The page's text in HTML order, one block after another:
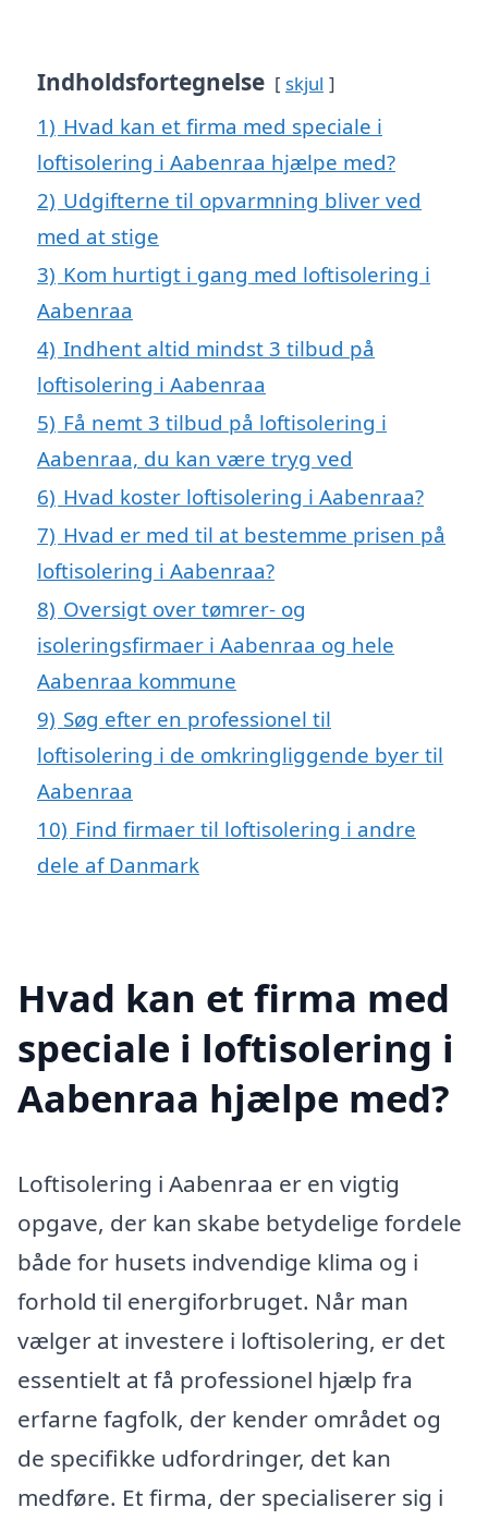
Indholdsfortegnelse skjul
1) Hvad kan et firma med speciale i
loftisolering i Aabenraa hjælpe med?
2) Udgifterne til opvarmning bliver ved
med at stige
3) Kom hurtigt i gang med loftisolering i
Aabenraa
4) Indhent altid mindst 3 tilbud på
loftisolering i Aabenraa
5) Få nemt 3 tilbud på loftisolering i
Aabenraa, du kan være tryg ved
6) Hvad koster loftisolering i Aabenraa?
7) Hvad er med til at bestemme prisen på
loftisolering i Aabenraa?
8) Oversigt over tømrer- og
isoleringsfirmaer i Aabenraa og hele
Aabenraa kommune
9) Søg efter en professionel til
loftisolering i de omkringliggende byer til
Aabenraa
10) Find firmaer til loftisolering i andre
dele af Danmark
Hvad kan et firma med
speciale i loftisolering i
Aabenraa hjælpe med?
Loftisolering i Aabenraa er en vigtig
opgave, der kan skabe betydelige fordele
både for husets indvendige klima og i
forhold til energiforbruget. Når man
vælger at investere i loftisolering, er det
essentielt at få professionel hjælp fra
erfarne fagfolk, der kender området og
de specifikke udfordringer, det kan
medføre. Et firma, der specialiserer sig i